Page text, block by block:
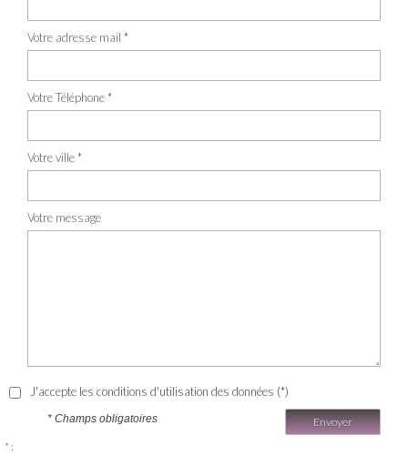
Votre adresse mail *
Votre Téléphone *
Votre ville *
Votre message
J'accepte les conditions d'utilisation des données (*)
Envoyer
* Champs obligatoires
* :